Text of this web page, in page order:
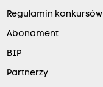
Regulamin konkursów
Abonament
BIP
Partnerzy